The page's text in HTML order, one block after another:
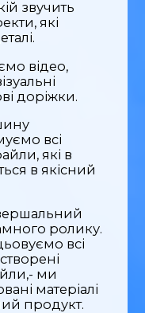
звучить
які
відео,
доріжки.
всі
які в
в якісний
ролику.
всі
ми
матеріалі
продукт.